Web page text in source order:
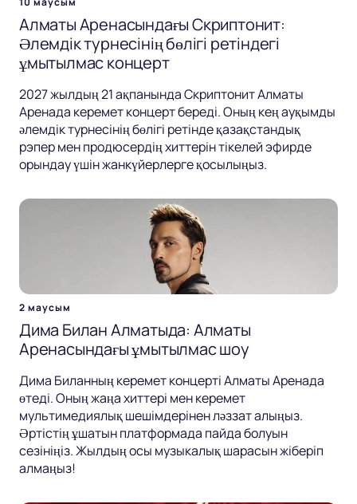
Алматы Аренасындағы Скриптонит:
Әлемдік турнесінің бөлігі ретіндегі
ұмытылмас концерт
2027 жылдың 21 ақпанында Скриптонит Алматы
Аренада керемет концерт береді. Оның кең ауқымды
әлемдік турнесінің бөлігі ретінде қазақстандық
рэпер мен продюсердің хиттерін тікелей эфирде
орындау үшін жанкүйерлерге қосылыңыз.
2 маусым
Дима Билан Алматыда: Алматы
Аренасындағы ұмытылмас шоу
Дима Биланның керемет концерті Алматы Аренада
өтеді. Оның жаңа хиттері мен керемет
мультимедиялық шешімдерінен ләззат алыңыз.
Әртістің ұшатын платформада пайда болуын
сезініңіз. Жылдың осы музыкалық шарасын жіберіп
алмаңыз!